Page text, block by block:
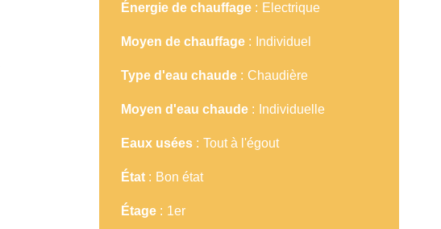
Énergie de chauffage Electrique
Moyen de chauffage Individuel
Type d'eau chaude Chaudière
Moyen d'eau chaude Individuelle
Eaux usées Tout à l'égout
État Bon état
Étage 1er